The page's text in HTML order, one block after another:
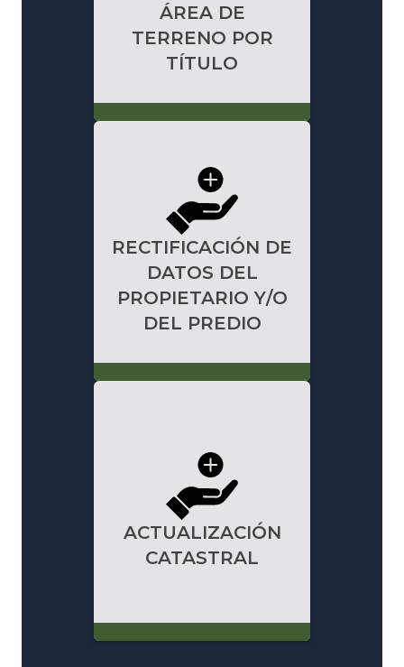
ÁREA DE
TERRENO POR
TÍTULO
RECTIFICACIÓN DE
DATOS DEL
PROPIETARIO Y/O
DEL PREDIO
ACTUALIZACIÓN
CATASTRAL